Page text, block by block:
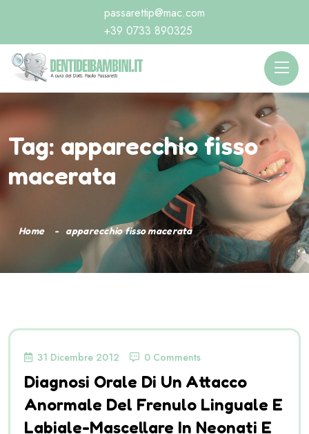
passarettip@mac.com
+39 0733 890325
Tag: apparecchio fisso
macerata
Home apparecchio fisso macerata
31 Dicembre 2012 0 Comments
Diagnosi Orale Di Un Attacco
Anormale Del Frenulo Linguale E
Labiale-Mascellare In Neonati E